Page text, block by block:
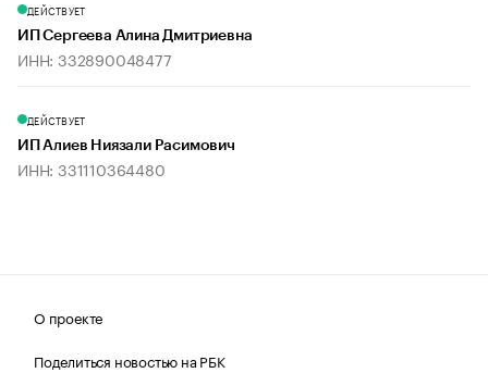
ДЕЙСТВУЕТ
ИП Сергеева Алина Дмитриевна
ИНН: 332890048477
ДЕЙСТВУЕТ
ИП Алиев Ниязали Расимович
ИНН: 331110364480
О проекте
Поделиться новостью на РБК